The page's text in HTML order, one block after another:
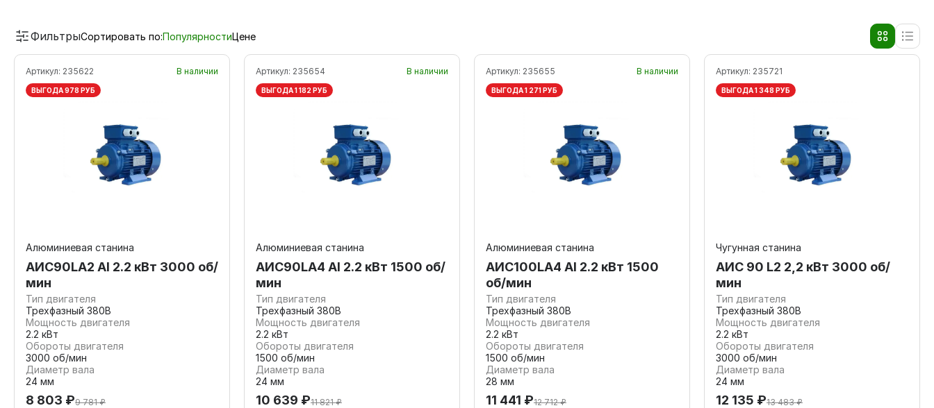
ФильтрыСортировать по:ПопулярностиЦене
Артикул: 235622 В наличии
ВЫГОДА 978 РУБ
Алюминиевая станина
АИС90LА2 Al 2.2 кВт 3000 об/
мин
Тип двигателя
Трехфазный 380В
Мощность двигателя
2.2 кВт
Обороты двигателя
3000 об/мин
Диаметр вала
24 мм
8 803 ₽9 781 ₽
Артикул: 235654 В наличии
ВЫГОДА 1 182 РУБ
Алюминиевая станина
AИC90LA4 Al 2.2 кВт 1500 об/
мин
Тип двигателя
Трехфазный 380В
Мощность двигателя
2.2 кВт
Обороты двигателя
1500 об/мин
Диаметр вала
24 мм
10 639 ₽11 821 ₽
Артикул: 235655 В наличии
ВЫГОДА 1 271 РУБ
Алюминиевая станина
AИC100LA4 Al 2.2 кВт 1500
об/мин
Тип двигателя
Трехфазный 380В
Мощность двигателя
2.2 кВт
Обороты двигателя
1500 об/мин
Диаметр вала
28 мм
11 441 ₽12 712 ₽
Артикул: 235721
ВЫГОДА 1 348 РУБ
Чугунная станина
АИС 90 L2 2,2 кВт 3000 об/
мин
Тип двигателя
Трехфазный 380В
Мощность двигателя
2.2 кВт
Обороты двигателя
3000 об/мин
Диаметр вала
24 мм
12 135 ₽13 483 ₽